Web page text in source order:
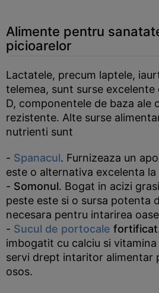
Alimente pentru
picioarelor
Lactatele, precum laptele,
telemea, sunt surse excelente
D, componentele de baza ale
rezistente. Alte surse
nutrienti sunt
- Spanacul. Furnizeaza un
este o alternativa excelenta
- Somonul. Bogat in acizi
peste este si o sursa potenta
necesara pentru intarirea
- Sucul de portocale fortificat
imbogatit cu calciu si
servi drept intaritor alimentar
osos.